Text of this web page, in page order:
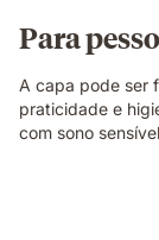
Para
A capa pode ser
praticidade e
com sono